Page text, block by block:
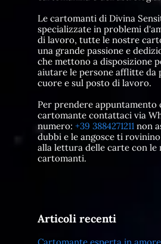
Le cartomanti di Divina
specializzate in problemi
di lavoro, tutte le nostre
una grande passione e
che mettono a disposizione
aiutare le persone afflitte da
cuore e sul posto di lavoro.
Per prendere appuntamento
cartomante contattaci via
numero: +39 3884271211non
dubbi e le angosce ti
alla lettura delle carte con le
cartomanti.
Articoli recenti